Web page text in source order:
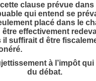
clause prévue
qui entend se
placé dans le
effectivement
il suffirait d être
à l’impôt
du débat.